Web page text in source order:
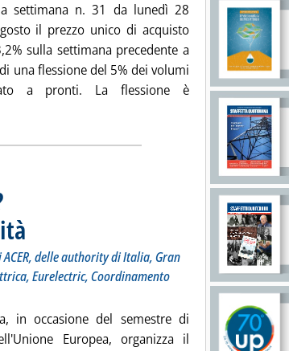
settimana n. 31 da lunedì 28
il prezzo unico di acquisto
sulla settimana precedente a
una flessione del 5% dei volumi
a pronti. La flessione è
'Borsa elettrica, prezzo in calo del 3,2%'
. Sottotitolo: Il 15 settembre a Roma, interverranno i
delle authority di Italia, Gran
Eurelectric, Coordinamento
in occasione del semestre di
Europea, organizza il